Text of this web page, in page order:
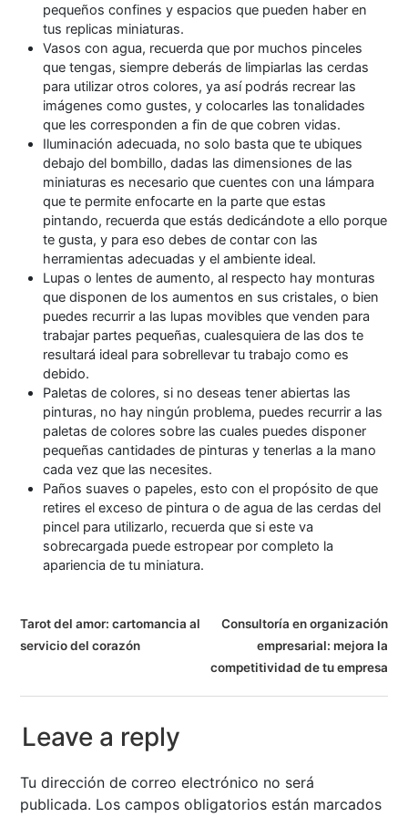
pequeños confines y espacios que pueden haber en
tus replicas miniaturas.
Vasos con agua, recuerda que por muchos pinceles
que tengas, siempre deberás de limpiarlas las cerdas
para utilizar otros colores, ya así podrás recrear las
imágenes como gustes, y colocarles las tonalidades
que les corresponden a fin de que cobren vidas.
Iluminación adecuada, no solo basta que te ubiques
debajo del bombillo, dadas las dimensiones de las
miniaturas es necesario que cuentes con una lámpara
que te permite enfocarte en la parte que estas
pintando, recuerda que estás dedicándote a ello porque
te gusta, y para eso debes de contar con las
herramientas adecuadas y el ambiente ideal.
Lupas o lentes de aumento, al respecto hay monturas
que disponen de los aumentos en sus cristales, o bien
puedes recurrir a las lupas movibles que venden para
trabajar partes pequeñas, cualesquiera de las dos te
resultará ideal para sobrellevar tu trabajo como es
debido.
Paletas de colores, si no deseas tener abiertas las
pinturas, no hay ningún problema, puedes recurrir a las
paletas de colores sobre las cuales puedes disponer
pequeñas cantidades de pinturas y tenerlas a la mano
cada vez que las necesites.
Paños suaves o papeles, esto con el propósito de que
retires el exceso de pintura o de agua de las cerdas del
pincel para utilizarlo, recuerda que si este va
sobrecargada puede estropear por completo la
apariencia de tu miniatura.
N
a
v
e
a
Tarot del amor: cartomancia al
servicio del corazón
Consultoría en organización
empresarial: mejora la
competitividad de tu empresa
Leave a reply
Tu dirección de correo electrónico no será
publicada. Los campos obligatorios están marcados